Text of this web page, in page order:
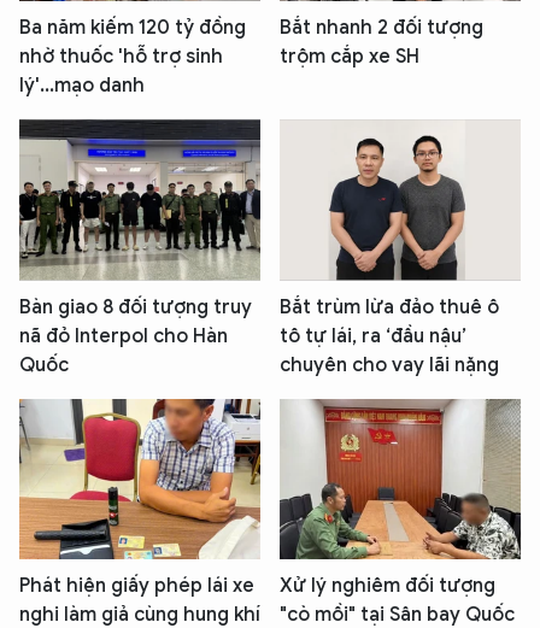
Ba năm kiếm 120 tỷ đồng
nhờ thuốc 'hỗ trợ sinh
lý'...mạo danh
Bắt nhanh 2 đối tượng
trộm cắp xe SH
Bàn giao 8 đối tượng truy
nã đỏ Interpol cho Hàn
Quốc
Bắt trùm lừa đảo thuê ô
tô tự lái, ra ‘đầu nậu’
chuyên cho vay lãi nặng
Phát hiện giấy phép lái xe
nghi làm giả cùng hung khí
Xử lý nghiêm đối tượng
"cò mồi" tại Sân bay Quốc